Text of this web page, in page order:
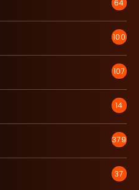
64
100
107
14
379
37